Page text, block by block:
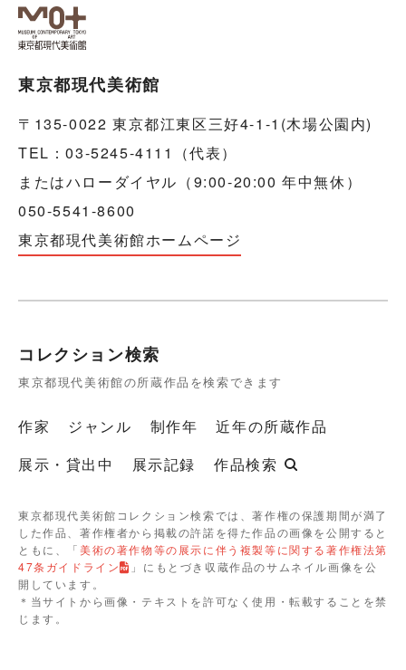
東京都現代美術館
〒135-0022 東京都江東区三好4-1-1(木場公園内)
TEL：03-5245-4111（代表）
またはハローダイヤル（9:00-20:00 年中無休）
050-5541-8600
東京都現代美術館ホームページ
コレクション検索
東京都現代美術館の所蔵作品を検索できます
作家 ジャンル 制作年
近年の所蔵作品
展示・貸出中
展示記録 作品検索
東京都現代美術館コレクション検索では、著作権の保護期間が満了
した作品、著作権者から掲載の許諾を得た作品の画像を公開すると
ともに、「美術の著作物等の展示に伴う複製等に関する著作権法第
47条ガイドライン
」にもとづき収蔵作品のサムネイル画像を公
開しています。
＊当サイトから画像・テキストを許可なく使用・転載することを禁
じます。